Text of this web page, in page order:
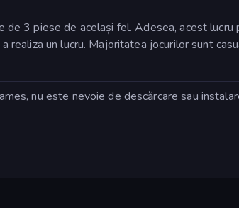
3 piese de același fel. Adesea, acest
un lucru. Majoritatea jocurilor sunt
nu este nevoie de descărcare sau